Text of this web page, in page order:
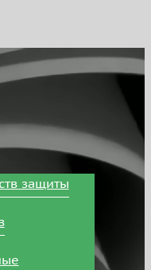
защиты